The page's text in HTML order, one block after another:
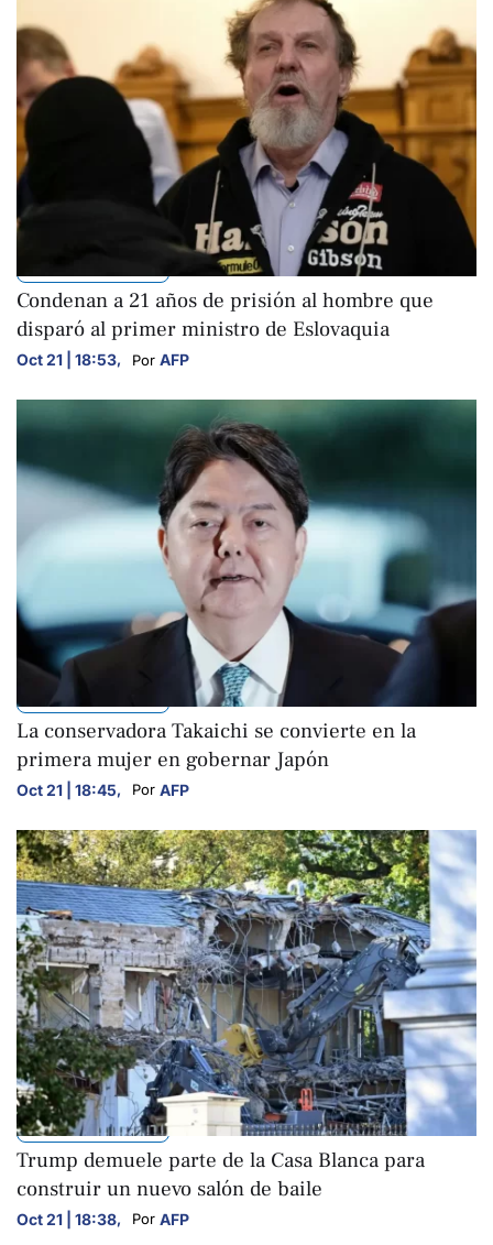
Condenan a 21 años de prisión al hombre que
disparó al primer ministro de Eslovaquia
Oct 21 | 18:53, Por AFP
La conservadora Takaichi se convierte en la
primera mujer en gobernar Japón
Oct 21 | 18:45, Por AFP
INTERNACIONALES
Trump demuele parte de la Casa Blanca para
construir un nuevo salón de baile
Oct 21 | 18:38, Por AFP